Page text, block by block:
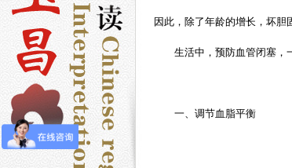
因此，除了年龄的增长，坏胆
生活中，预防血管闭塞，
一、调节血脂平衡